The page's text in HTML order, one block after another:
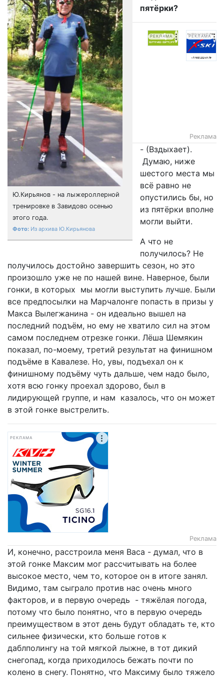
Ю.Кирьянов - на лыжероллерной
тренировке в Завидово осенью
этого года.
Из архива Ю.Кирьянова
пятёрки?
РЕКЛАМА РЕКЛАМА
Реклама
- (Вздыхает).
Думаю, ниже
шестого места мы
всё равно не
опустились бы, но
из пятёрки вполне
могли выйти.
А что не
получилось? Не
получилось достойно завершить сезон, но это
произошло уже не по нашей вине. Наверное, были
гонки, в которых мы могли выступить лучше. Были
все предпосылки на Марчалонге попасть в призы у
Макса Вылегжанина - он идеально вышел на
последний подъём, но ему не хватило сил на этом
самом последнем отрезке гонки. Лёша Шемякин
показал, по-моему, третий результат на финишном
подъёме в Кавалезе. Но, увы, подъехал он к
финишному подъёму чуть дальше, чем надо было,
хотя всю гонку проехал здорово, был в
лидирующей группе, и нам казалось, что он может
в этой гонке выстрелить.
РЕКЛАМА
Реклама
И, конечно, расстроила меня Васа - думал, что в
этой гонке Максим мог рассчитывать на более
высокое место, чем то, которое он в итоге занял.
Видимо, там сыграло против нас очень много
факторов, и в первую очередь - тяжёлая погода,
потому что было понятно, что в первую очередь
преимуществом в этот день будут обладать те, кто
сильнее физически, кто больше готов к
даблполингу на той мягкой лыжне, в тот дикий
снегопад, когда приходилось бежать почти по
колено в снегу. Понятно, что Максиму было тяжело